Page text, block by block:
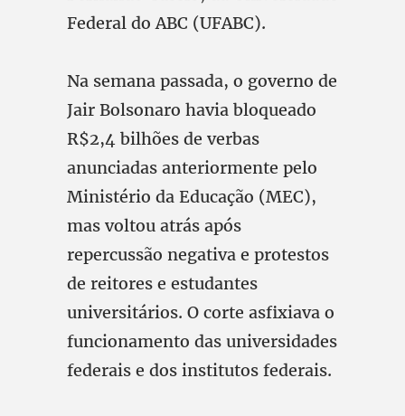
Federal do ABC (UFABC).
Na semana passada, o governo de
Jair Bolsonaro havia bloqueado
R$2,4 bilhões de verbas
anunciadas anteriormente pelo
Ministério da Educação (MEC),
mas voltou atrás após
repercussão negativa e protestos
de reitores e estudantes
universitários. O corte asfixiava o
funcionamento das universidades
federais e dos institutos federais.